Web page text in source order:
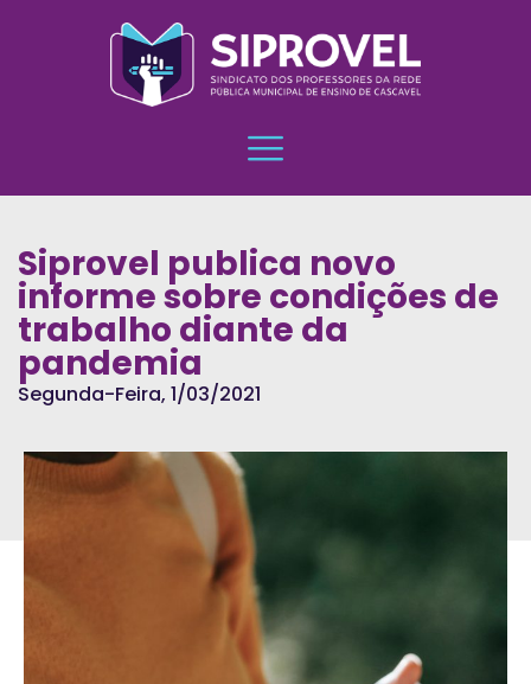
Siprovel publica novo
informe sobre condições de
trabalho diante da
pandemia
Segunda-Feira, 1/03/2021